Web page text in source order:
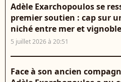
Adèle Exarchopoulos se
premier soutien : cap sur
niché entre mer et
5 juillet 2026 à 20:51
Face à son ancien